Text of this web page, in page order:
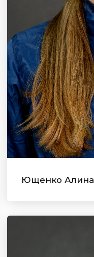
Ющенко Алина